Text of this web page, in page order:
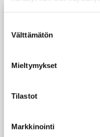
valinta
Välttämätön
Mieltymykset
Tilastot
Markkinointi
m²/rll Paavo
20,90€/rll